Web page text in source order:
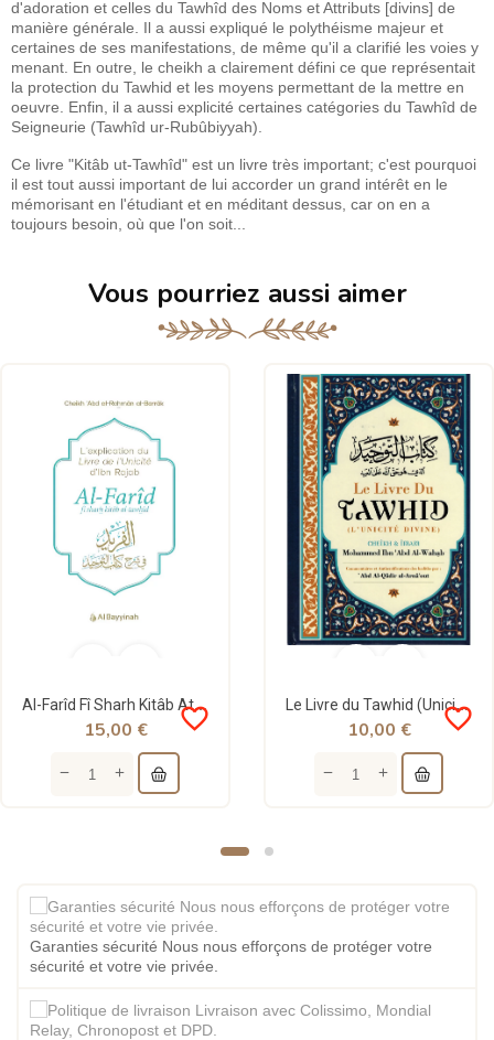
d'adoration et celles du Tawhîd des Noms et Attributs [divins] de
manière générale. Il a aussi expliqué le polythéisme majeur et
certaines de ses manifestations, de même qu'il a clarifié les voies y
menant. En outre, le cheikh a clairement défini ce que représentait
la protection du Tawhid et les moyens permettant de la mettre en
oeuvre. Enfin, il a aussi explicité certaines catégories du Tawhîd de
Seigneurie (Tawhîd ur-Rubûbiyyah).
Ce livre "Kitâb ut-Tawhîd" est un livre très important; c'est pourquoi
il est tout aussi important de lui accorder un grand intérêt en le
mémorisant en l'étudiant et en méditant dessus, car on en a
toujours besoin, où que l'on soit...
Vous pourriez aussi aimer
Al-Farîd Fî Sharh Kitâb At-Tawhîd - Ibn Rajab Al-Hanbalî - Al Bayyinah
favorite_border
15,00 €
Le Livre du Tawhid (Unicité) - Kitab At-Tawhid - bleu - Muhammad Ibn Abd Al-Wahhab - Commentaire...
favorite_border
10,00 €
Garanties sécurité Nous nous efforçons de protéger votre
sécurité et votre vie privée.